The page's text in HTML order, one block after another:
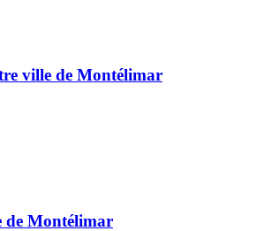
ville de Montélimar
de Montélimar